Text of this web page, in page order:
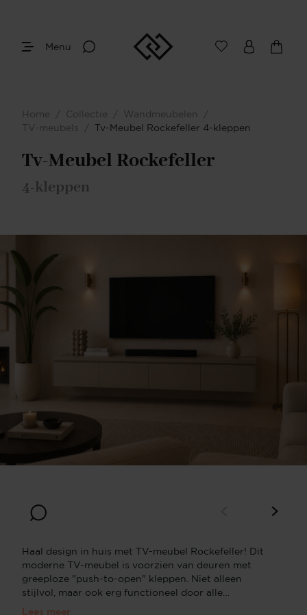
Menu
Home / Collectie / Wandmeubelen
/
TV-meubels
/ Tv-Meubel Rockefeller 4-kleppen
Tv-Meubel Rockefeller
4-kleppen
Haal design in huis met TV-meubel Rockefeller! Dit
moderne TV-meubel is voorzien van deuren met
greeploze "push-to-open" kleppen. Niet alleen
stijlvol, maar ook erg functioneel door alle
Lees meer
Afmetingen
Je bent gestart met het samenstellen van
bepalen van de gewenste afmetingen.
300
Hoogte